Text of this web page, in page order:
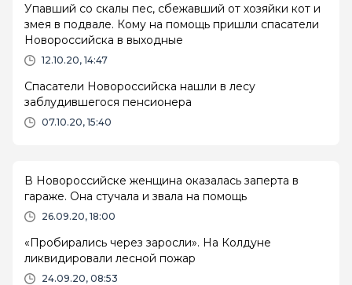
Упавший со скалы пес, сбежавший от хозяйки кот и
змея в подвале. Кому на помощь пришли спасатели
Новороссийска в выходные
12.10.20, 14:47
Спасатели Новороссийска нашли в лесу
заблудившегося пенсионера
07.10.20, 15:40
В Новороссийске женщина оказалась заперта в
гараже. Она стучала и звала на помощь
26.09.20, 18:00
«Пробирались через заросли». На Колдуне
ликвидировали лесной пожар
24.09.20, 08:53